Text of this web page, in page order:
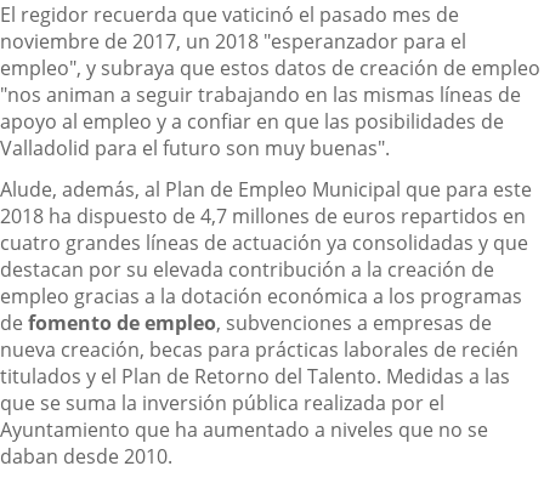
El regidor recuerda que vaticinó el pasado mes de
noviembre de 2017, un 2018 "esperanzador para el
empleo", y subraya que estos datos de creación de empleo
"nos animan a seguir trabajando en las mismas líneas de
apoyo al empleo y a confiar en que las posibilidades de
Valladolid para el futuro son muy buenas".
Alude, además, al Plan de Empleo Municipal que para este
2018 ha dispuesto de 4,7 millones de euros repartidos en
cuatro grandes líneas de actuación ya consolidadas y que
destacan por su elevada contribución a la creación de
empleo gracias a la dotación económica a los programas
de fomento de empleo, subvenciones a empresas de
nueva creación, becas para prácticas laborales de recién
titulados y el Plan de Retorno del Talento. Medidas a las
que se suma la inversión pública realizada por el
Ayuntamiento que ha aumentado a niveles que no se
daban desde 2010.